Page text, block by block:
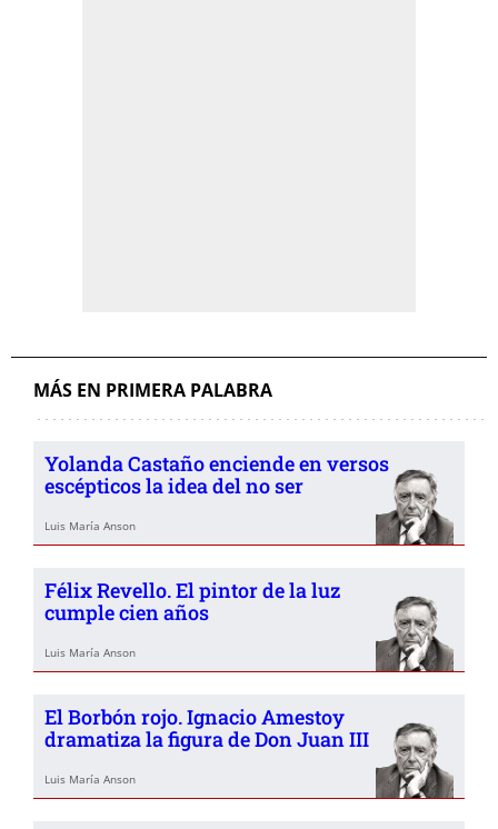
MÁS EN PRIMERA PALABRA
Yolanda Castaño enciende en versos
escépticos la idea del no ser
Luis María Anson
Félix Revello. El pintor de la luz
cumple cien años
Luis María Anson
El Borbón rojo. Ignacio Amestoy
dramatiza la figura de Don Juan III
Luis María Anson